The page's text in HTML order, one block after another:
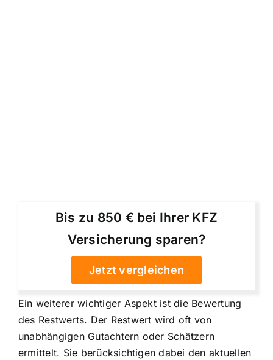
Bis zu 850 € bei Ihrer KFZ
Versicherung sparen?
Jetzt vergleichen
Ein weiterer wichtiger Aspekt ist die Bewertung
des Restwerts. Der Restwert wird oft von
unabhängigen Gutachtern oder Schätzern
ermittelt. Sie berücksichtigen dabei den aktuellen